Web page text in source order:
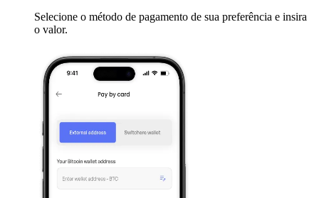
Selecione o método de pagamento de sua preferência e insira
o valor.